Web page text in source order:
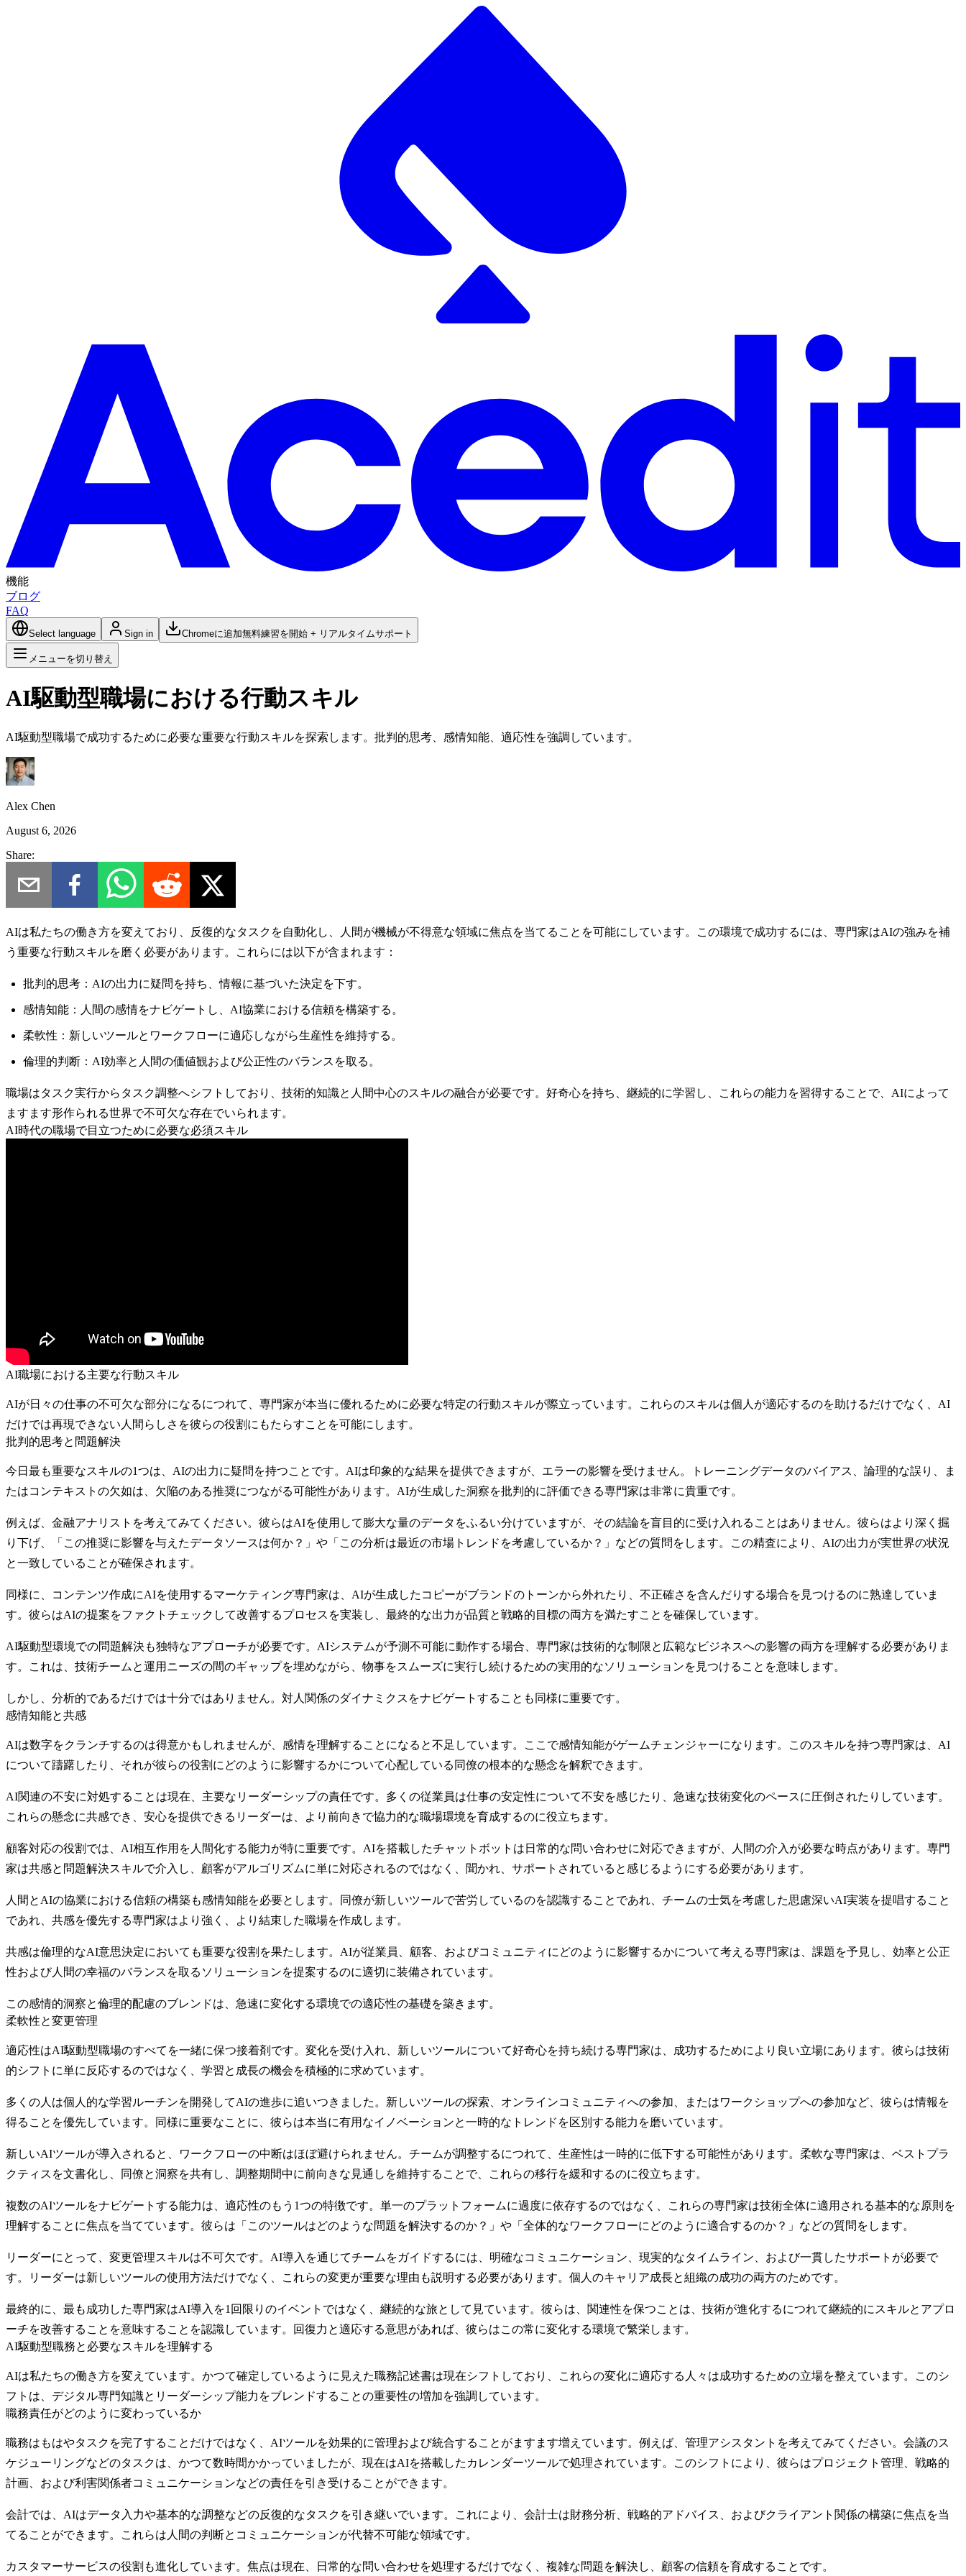
機能
ブログ
FAQ
Select language Sign in Chromeに追加無料練習を開始 + リアルタイムサポート
メニューを切り替え
AI駆動型職場における行動スキル
AI駆動型職場で成功するために必要な重要な行動スキルを探索します。批判的思考、感情知能、適応性を強調しています。
Alex Chen
August 6, 2026
Share:
AIは私たちの働き方を変えており、反復的なタスクを自動化し、人間が機械が不得意な領域に焦点を当てることを可能にしています。この環境で成功するには、専門家はAIの強みを補
う重要な行動スキルを磨く必要があります。これらには以下が含まれます：
批判的思考 ：AIの出力に疑問を持ち、情報に基づいた決定を下す。
感情知能 ：人間の感情をナビゲートし、AI協業における信頼を構築する。
柔軟性 ：新しいツールとワークフローに適応しながら生産性を維持する。
倫理的判断 ：AI効率と人間の価値観および公正性のバランスを取る。
職場はタスク実行からタスク調整へシフトしており、技術的知識と人間中心のスキルの融合が必要です。好奇心を持ち、継続的に学習し、これらの能力を習得することで、AIによって
ますます形作られる世界で不可欠な存在でいられます。
AI時代の職場で目立つために必要な必須スキル
AI職場における主要な行動スキル
AIが日々の仕事の不可欠な部分になるにつれて、専門家が本当に優れるために必要な特定の行動スキルが際立っています。これらのスキルは個人が適応するのを助けるだけでなく、AI
だけでは再現できない人間らしさを彼らの役割にもたらすことを可能にします。
批判的思考と問題解決
今日最も重要なスキルの1つは、 AIの出力に疑問を持つこと です。AIは印象的な結果を提供できますが、エラーの影響を受けません。トレーニングデータのバイアス、論理的な誤り、ま
たはコンテキストの欠如は、欠陥のある推奨につながる可能性があります。AIが生成した洞察を批判的に評価できる専門家は非常に貴重です。
例えば、金融アナリストを考えてみてください。彼らはAIを使用して膨大な量のデータをふるい分けていますが、その結論を盲目的に受け入れることはありません。彼らはより深く掘
り下げ、「この推奨に影響を与えたデータソースは何か？」や「この分析は最近の市場トレンドを考慮しているか？」などの質問をします。この精査により、AIの出力が実世界の状況
と一致していることが確保されます。
同様に、コンテンツ作成にAIを使用するマーケティング専門家は、AIが生成したコピーがブランドのトーンから外れたり、不正確さを含んだりする場合を見つけるのに熟達していま
す。彼らはAIの提案をファクトチェックして改善するプロセスを実装し、最終的な出力が品質と戦略的目標の両方を満たすことを確保しています。
AI駆動型環境での問題解決も独特なアプローチが必要です。AIシステムが予測不可能に動作する場合、専門家は技術的な制限と広範なビジネスへの影響の両方を理解する必要がありま
す。これは、技術チームと運用ニーズの間のギャップを埋めながら、物事をスムーズに実行し続けるための実用的なソリューションを見つけることを意味します。
しかし、分析的であるだけでは十分ではありません。対人関係のダイナミクスをナビゲートすることも同様に重要です。
感情知能と共感
AIは数字をクランチするのは得意かもしれませんが、感情を理解することになると不足しています。ここで感情知能がゲームチェンジャーになります。このスキルを持つ専門家は、AI
について躊躇したり、それが彼らの役割にどのように影響するかについて心配している同僚の根本的な懸念を解釈できます。
AI関連の不安に対処すること は現在、主要なリーダーシップの責任です。多くの従業員は仕事の安定性について不安を感じたり、急速な技術変化のペースに圧倒されたりしています。
これらの懸念に共感でき、安心を提供できるリーダーは、より前向きで協力的な職場環境を育成するのに役立ちます。
顧客対応の役割では、 AI相互作用を人間化する能力が特に重要です。AIを搭載したチャットボットは日常的な問い合わせに対応できますが、人間の介入が必要な時点があります。専門
家は共感と問題解決スキルで介入し、顧客がアルゴリズムに単に対応されるのではなく、聞かれ、サポートされていると感じるようにする必要があります。
人間とAIの協業における信頼の構築も感情知能を必要とします。同僚が新しいツールで苦労しているのを認識することであれ、チームの士気を考慮した思慮深いAI実装を提唱すること
であれ、共感を優先する専門家はより強く、より結束した職場を作成します。
共感は倫理的なAI意思決定においても重要な役割を果たします。AIが従業員、顧客、およびコミュニティにどのように影響するかについて考える専門家は、課題を予見し、効率と公正
性および人間の幸福のバランスを取るソリューションを提案するのに適切に装備されています。
この感情的洞察と倫理的配慮のブレンドは、急速に変化する環境での適応性の基礎を築きます。
柔軟性と変更管理
適応性はAI駆動型職場のすべてを一緒に保つ接着剤です。変化を受け入れ、新しいツールについて好奇心を持ち続ける専門家は、成功するためにより良い立場にあります。彼らは技術
的シフトに単に反応するのではなく、学習と成長の機会を積極的に求めています。
多くの人は個人的な学習ルーチンを開発してAIの進歩に追いつきました。新しいツールの探索、オンラインコミュニティへの参加、またはワークショップへの参加など、彼らは情報を
得ることを優先しています。同様に重要なことに、彼らは本当に有用なイノベーションと一時的なトレンドを区別する能力を磨いています。
新しいAIツールが導入されると、 ワークフローの中断はほぼ避けられません。チームが調整するにつれて、生産性は一時的に低下する可能性があります。柔軟な専門家は、ベストプラ
クティスを文書化し、同僚と洞察を共有し、調整期間中に前向きな見通しを維持することで、これらの移行を緩和するのに役立ちます。
複数のAIツールをナビゲートする能力は、適応性のもう1つの特徴です。単一のプラットフォームに過度に依存するのではなく、これらの専門家は技術全体に適用される基本的な原則を
理解することに焦点を当てています。彼らは「このツールはどのような問題を解決するのか？」や「全体的なワークフローにどのように適合するのか？」などの質問をします。
リーダーにとって、 変更管理スキルは不可欠です。AI導入を通じてチームをガイドするには、明確なコミュニケーション、現実的なタイムライン、および一貫したサポートが必要で
す。リーダーは新しいツールの使用方法だけでなく、これらの変更が重要な理由も説明する必要があります。個人のキャリア成長と組織の成功の両方のためです。
最終的に、最も成功した専門家はAI導入を1回限りのイベントではなく、継続的な旅として見ています。彼らは、関連性を保つことは、技術が進化するにつれて継続的にスキルとアプロ
ーチを改善することを意味することを認識しています。回復力と適応する意思があれば、彼らはこの常に変化する環境で繁栄します。
AI駆動型職務と必要なスキルを理解する
AIは私たちの働き方を変えています。かつて確定しているように見えた職務記述書は現在シフトしており、これらの変化に適応する人々は成功するための立場を整えています。このシ
フトは、デジタル専門知識とリーダーシップ能力をブレンドすることの重要性の増加を強調しています。
職務責任がどのように変わっているか
職務はもはやタスクを完了することだけではなく、AIツールを効果的に管理および統合することがますます増えています。例えば、管理アシスタントを考えてみてください。会議のス
ケジューリングなどのタスクは、かつて数時間かかっていましたが、現在はAIを搭載したカレンダーツールで処理されています。このシフトにより、彼らはプロジェクト管理、戦略的
計画、および利害関係者コミュニケーションなどの責任を引き受けることができます。
会計では、AIはデータ入力や基本的な調整などの反復的なタスクを引き継いでいます。これにより、会計士は財務分析、戦略的アドバイス、およびクライアント関係の構築に焦点を当
てることができます。これらは人間の判断とコミュニケーションが代替不可能な領域です。
カスタマーサービスの役割も進化しています。焦点は現在、日常的な問い合わせを処理するだけでなく、複雑な問題を解決し、顧客の信頼を育成することです。